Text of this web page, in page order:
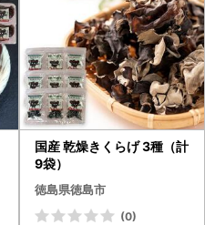
国産 乾燥きくらげ 3種（計
9袋）
徳島県徳島市
(0)